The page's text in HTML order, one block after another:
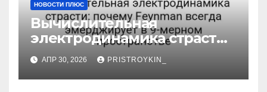
НОВОСТИ ПЛЮС
Вычислительная
электродинамика страсти:
почему Feynman всегда
эмерджирует в 9-мерном
пространстве
АПР 30, 2026 PRISTROYKIN_